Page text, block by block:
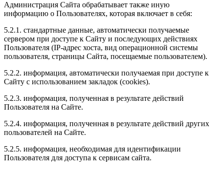
Администрация Сайта обрабатывает также иную
информацию о Пользователях, которая включает в себя:
5.2.1. стандартные данные, автоматически получаемые
сервером при доступе к Сайту и последующих действиях
Пользователя (IP-адрес хоста, вид операционной системы
пользователя, страницы Сайта, посещаемые пользователем).
5.2.2. информация, автоматически получаемая при доступе к
Сайту с использованием закладок (cookies).
5.2.3. информация, полученная в результате действий
Пользователя на Сайте.
5.2.4. информация, полученная в результате действий других
пользователей на Сайте.
5.2.5. информация, необходимая для идентификации
Пользователя для доступа к сервисам сайта.